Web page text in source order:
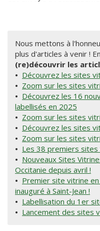
Nous mettons à
plus d'articles à venir !
(re)découvrir les
• Découvrez les sites
• Zoom sur les sites
• Découvrez les 16
labellisés en 2025
• Zoom sur les sites
• Découvrez les sites
• Zoom sur les sites
• Les 38 premiers sites
• Nouveaux Sites
Occitanie depuis avril !
• Premier site vitrine en
inauguré à Saint-Jean !
• Labellisation du 1er
• Lancement des sites